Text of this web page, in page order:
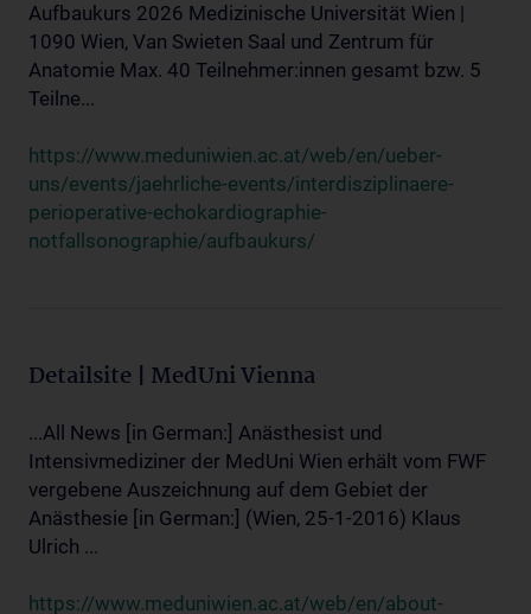
Aufbaukurs 2026 Medizinische Universität Wien |
1090 Wien, Van Swieten Saal und Zentrum für
Anatomie Max. 40 Teilnehmer:innen gesamt bzw. 5
Teilne...
https://www.meduniwien.ac.at/web/en/ueber-
uns/events/jaehrliche-events/interdisziplinaere-
perioperative-echokardiographie-
notfallsonographie/aufbaukurs/
Detailsite | MedUni Vienna
...All News [in German:] Anästhesist und
Intensivmediziner der MedUni Wien erhält vom FWF
vergebene Auszeichnung auf dem Gebiet der
Anästhesie [in German:] (Wien, 25-1-2016) Klaus
Ulrich ...
https://www.meduniwien.ac.at/web/en/about-